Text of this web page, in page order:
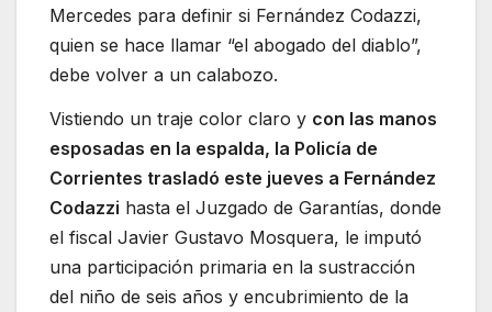
Mercedes para definir si Fernández Codazzi,
quien se hace llamar “el abogado del diablo”,
debe volver a un calabozo.
Vistiendo un traje color claro y con las manos
esposadas en la espalda, la Policía de
Corrientes trasladó este jueves a Fernández
Codazzi hasta el Juzgado de Garantías, donde
el fiscal Javier Gustavo Mosquera, le imputó
una participación primaria en la sustracción
del niño de seis años y encubrimiento de la